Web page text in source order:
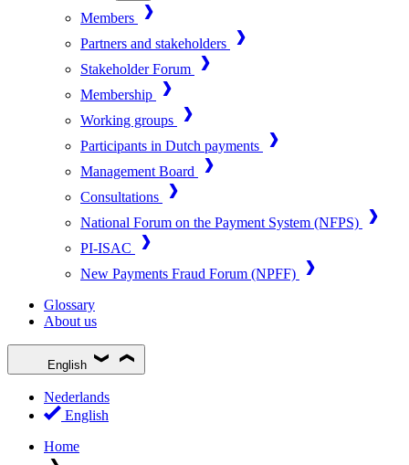
Members
Partners and stakeholders
Stakeholder Forum
Membership
Working groups
Participants in Dutch payments
Management Board
Consultations
National Forum on the Payment System (NFPS)
PI-ISAC
New Payments Fraud Forum (NPFF)
Glossary
About us
English
Nederlands
English
Home